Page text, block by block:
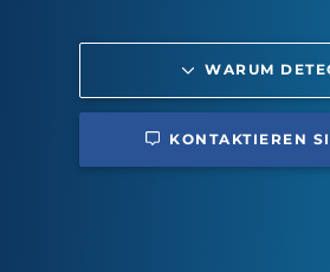
WARUM
KONTAKTIEREN